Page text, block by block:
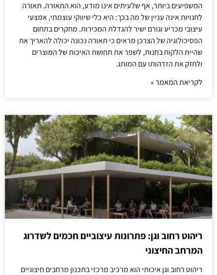
המשפיעים ביותר, אף שלעיתים אינו מודע, הוא התאורה. תאורה
לחנויות אינה עניין של מה בכך: היא כלי שיווקי עוצמתי, אמצעי
עיצובי מכריע וגורם ישיר להגדלת המכירות. מחקרים בתחום
הפסיכולוגיה של הצרכן מראים כי תאורה נכונה יכולה להאריך את
שהיית הלקוח בחנות, לשפר את תחושת האיכות של המוצרים
ולחזק את הזדהותו עם המותג.
לקריאת המאמר »
ריהוט רחוב וגן: פתרונות עיצוביים חכמים לשדרוג
המרחב החיצוני
ריהוט רחוב וגן איכותי הוא מרכיב מרכזי בתכנון מרחבים חיצוניים